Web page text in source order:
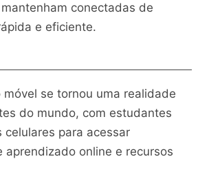
conectadas de
e eficiente.
móvel se tornou uma realidade
do mundo, com estudantes
celulares para acessar
aprendizado online e recursos